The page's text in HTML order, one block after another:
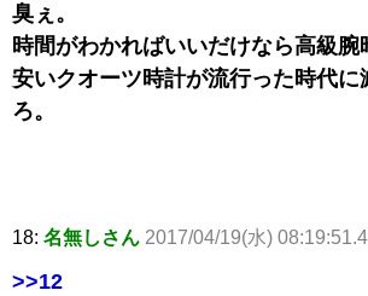
臭ぇ。
時間がわかればいいだけなら高級腕
安いクオーツ時計が流行った時代に
ろ。
18: 名無しさん 2017/04/19(水)
>>12